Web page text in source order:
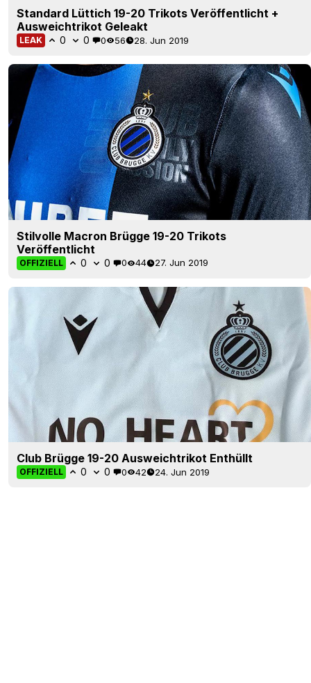
Standard Lüttich 19-20 Trikots Veröffentlicht +
Ausweichtrikot Geleakt
LEAK 0 0 0 56 28. Jun 2019
Stilvolle Macron Brügge 19-20 Trikots
Veröffentlicht
OFFIZIELL 0 0 0 44 27. Jun 2019
Club Brügge 19-20 Ausweichtrikot Enthüllt
OFFIZIELL 0 0 0 42 24. Jun 2019